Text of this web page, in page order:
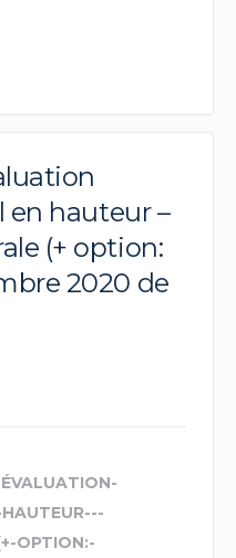
en hauteur –
(+ option:
2020 de
OPTION:-